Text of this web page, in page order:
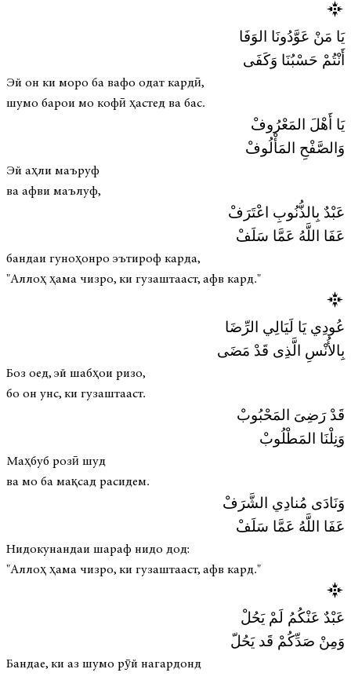
يَا مَنْ عَوَّدُونَا الوَفَا
أَنْتُمْ حَسْبُنَا وَكَفَى
Эй он ки моро ба вафо одат кардӣ,
шумо барои мо кофӣ ҳастед ва бас.
يَا أَهْلَ المَعْرُوفْ
وَالصَّفْحِ المَأْلُوفْ
Эй аҳли маъруф
ва афви маълуф,
عَبْدٌ بِالذُّنُوبِ اعْتَرَفْ
عَفَا اللَّهُ عَمَّا سَلَفْ
бандаи гуноҳонро эътироф карда,
"Аллоҳ ҳама чизро, ки гузаштааст, афв кард."
عُودِي يَا لَيَالِي الرِّضَا
بِالأُنْسِ الَّذِى قَدْ مَضَى
Боз оед, эй шабҳои ризо,
бо он унс, ки гузаштааст.
قَدْ رَضِىَ المَحْبُوبْ
وَنِلْنَا المَطْلُوبْ
Маҳбуб розӣ шуд
ва мо ба мақсад расидем.
وَنَادَى مُنادِي الشَّرَفْ
عَفَا اللَّهُ عَمَّا سَلَفْ
Нидокунандаи шараф нидо дод:
"Аллоҳ ҳама чизро, ки гузаштааст, афв кард."
عَبْدٌ عَنْكُمُ لَمْ يَحُلْ
وَمِنْ صَدِّكُمْ قَد يَحُلّ
Бандае, ки аз шумо рӯй нагардонд